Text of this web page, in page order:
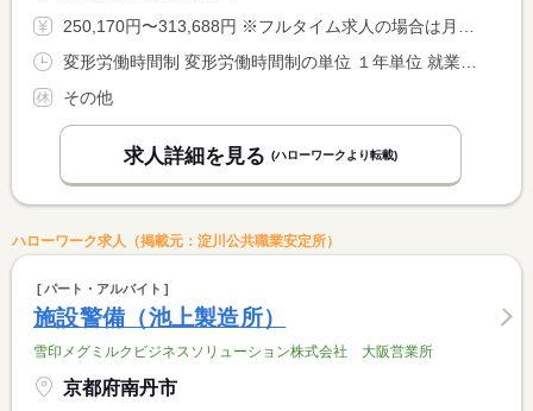
250,170円〜313,688円 ※フルタイム求人の場合は月額（換算額）、パート求人の場合は時間額を表示しています。
その他
求人詳細を見る (ハローワークより転載)
ハローワーク求人（掲載元：淀川公共職業安定所）
パート・アルバイト
施設警備（池上製造所）
雪印メグミルクビジネスソリューション株式会社 大阪営業所
京都府南丹市